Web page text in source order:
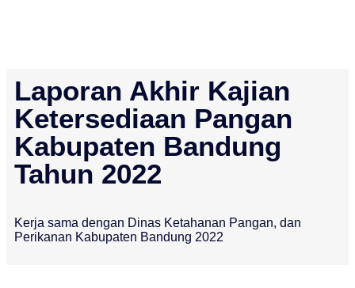
Laporan Akhir Kajian
Ketersediaan Pangan
Kabupaten Bandung
Tahun 2022
Kerja sama dengan Dinas Ketahanan Pangan, dan
Perikanan Kabupaten Bandung 2022